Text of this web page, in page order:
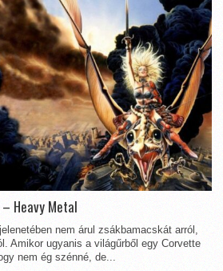
Heavy Metal
nem árul zsákbamacskát arról,
Amikor ugyanis a világűrből egy Corvette
nem ég szénné, de...